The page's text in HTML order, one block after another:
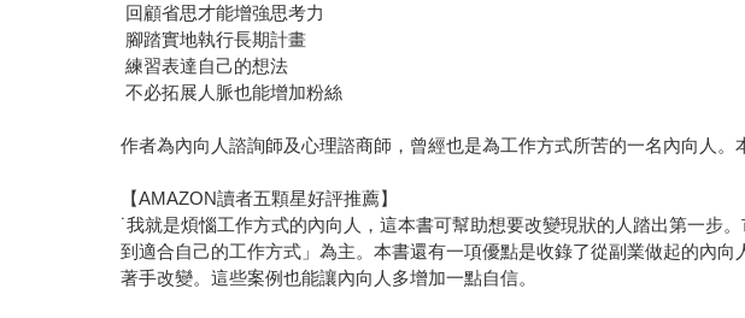
回顧省思才能增強思考力
腳踏實地執行長期計畫
練習表達自己的想法
不必拓展人脈也能增加粉絲
作者為內向人諮詢師及心理諮商師，曾經也是為工作方式所苦的一名內向人
【AMAZON讀者五顆星好評推薦】
˙我就是煩惱工作方式的內向人，這本書可幫助想要改變現狀的人踏出第一步
到適合自己的工作方式」為主。本書還有一項優點是收錄了從副業做起的內
著手改變。這些案例也能讓內向人多增加一點自信。